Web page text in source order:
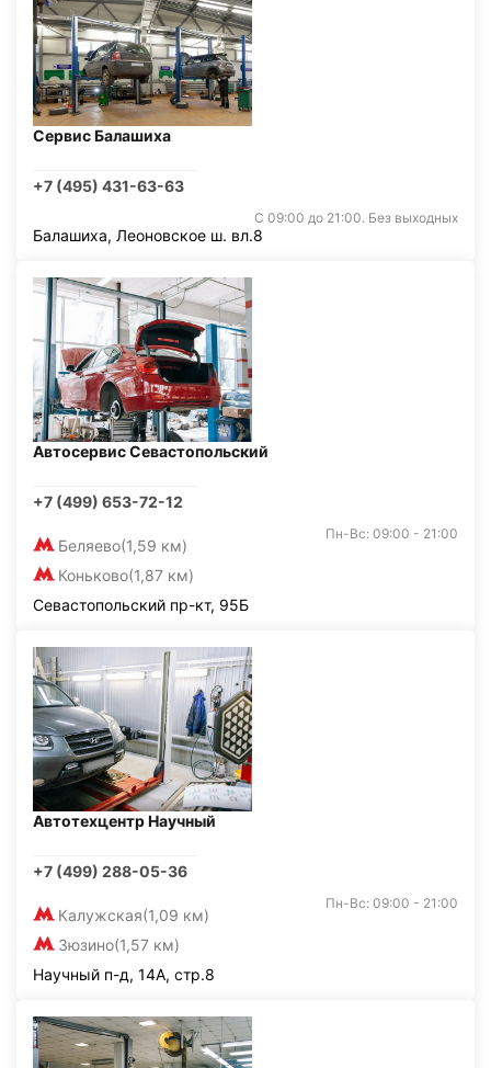
Сервис Балашиха
+7 (495) 431-63-63
С 09:00 до 21:00. Без выходных
Балашиха, Леоновское ш. вл.8
Автосервис Севастопольский
+7 (499) 653-72-12
Беляево(1,59 км)
Коньково(1,87 км)
Пн-Вс: 09:00 - 21:00
Севастопольский пр-кт, 95Б
Автотехцентр Научный
+7 (499) 288-05-36
Калужская(1,09 км)
Зюзино(1,57 км)
Пн-Вс: 09:00 - 21:00
Научный п-д, 14А, стр.8